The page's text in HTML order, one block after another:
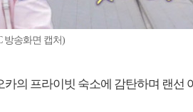
방송화면 캡처)
카의 프라이빗 숙소에 감탄하며 랜선